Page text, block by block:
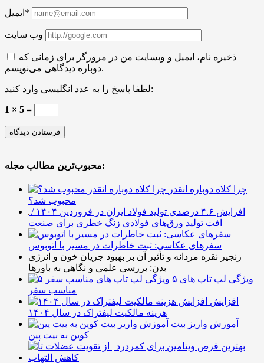
ایمیل*
وب سایت
ذخیره نام، ایمیل و وبسایت من در مرورگر برای زمانی که
دوباره دیدگاهی می‌نویسم.
لطفا پاسخ را به عدد انگلیسی وارد کنید:
1 × 5 =
محبوب‌ترین مطالب مجله:
چرا کلاه دوباره انقدر
محبوب شد؟
افزایش ۴.۶ درصدی تولید فولاد ایران در فروردین ۱۴۰۴ /
افت تولید ورق‌های فولادی زنگ خطری برای صنعت
سفرهای عکاسی: ثبت خاطرات در مسیر با اتوبوس
زنجیر نقره مردانه و تأثیر آن بر بهبود جریان خون و انرژی
بدن: بررسی علمی و نگاهی به باورها
۵ ویژگی لپ تاپ های
مناسب سفر
افزایش
هزینه مالکیت لیفتراک در سال ۱۴۰۴
آموزش واریز بیت
کوین به بیت پین